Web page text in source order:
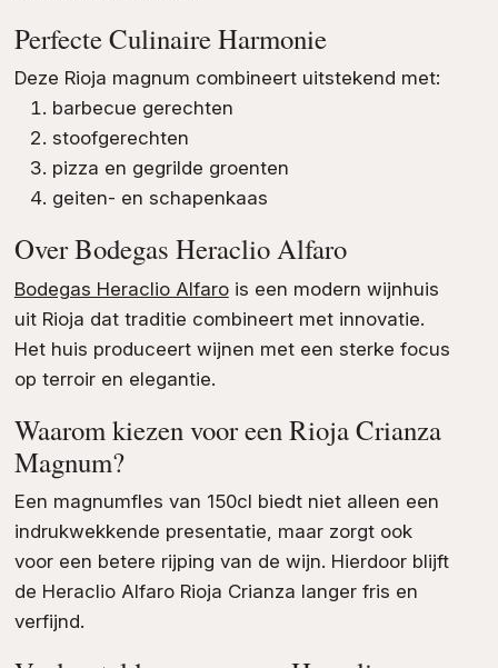
Perfecte Culinaire Harmonie
Deze Rioja magnum combineert uitstekend met:
barbecue gerechten
stoofgerechten
pizza en gegrilde groenten
geiten- en schapenkaas
Over Bodegas Heraclio Alfaro
Bodegas Heraclio Alfarois een modern wijnhuis
uit Rioja dat traditie combineert met innovatie.
Het huis produceert wijnen met een sterke focus
op terroir en elegantie.
Waarom kiezen voor een Rioja Crianza
Magnum?
Een magnumfles van 150cl biedt niet alleen een
indrukwekkende presentatie, maar zorgt ook
voor een betere rijping van de wijn. Hierdoor blijft
de Heraclio Alfaro Rioja Crianza langer fris en
verfijnd.